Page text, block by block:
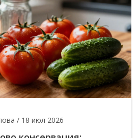
/ 18 июл 2026